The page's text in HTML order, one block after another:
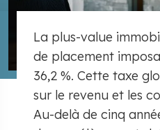
La plus-value
de placement
36,2 %. Cette taxe
sur le revenu et les
Au-delà de cinq